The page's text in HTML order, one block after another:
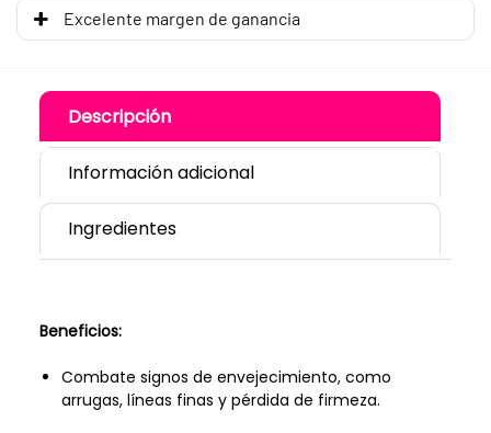
Excelente margen de ganancia
Descripción
Información adicional
Ingredientes
Beneficios:
Combate signos de envejecimiento, como
arrugas, líneas finas y pérdida de firmeza.